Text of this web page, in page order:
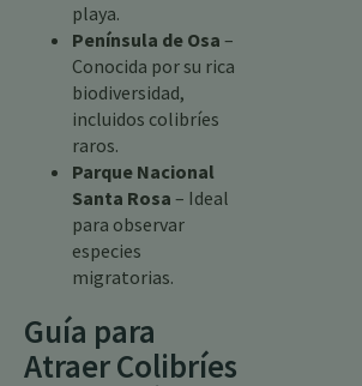
playa.
Península de Osa –
Conocida por su rica
biodiversidad,
incluidos colibríes
raros.
Parque Nacional
Santa Rosa – Ideal
para observar
especies
migratorias.
Guía para
Atraer Colibríes